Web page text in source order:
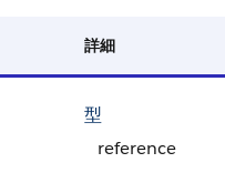
詳細
型
reference